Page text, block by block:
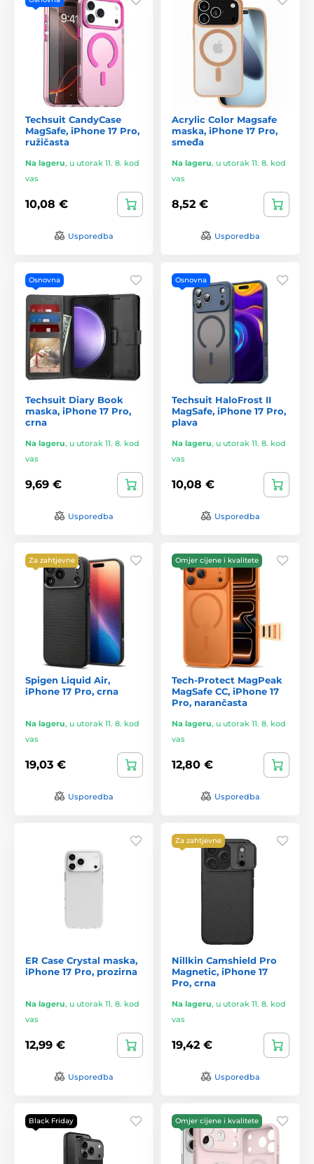
Techsuit CandyCase
MagSafe, iPhone 17 Pro,
ružičasta
Na lageru, u utorak 11. 8. kod
vas
10,08 €
Usporedba
Acrylic Color Magsafe
maska, iPhone 17 Pro,
smeđa
Na lageru, u utorak 11. 8. kod
vas
8,52 €
Usporedba
Osnovna
Techsuit Diary Book
maska, iPhone 17 Pro,
crna
Na lageru, u utorak 11. 8. kod
vas
9,69 €
Usporedba
Osnovna
Techsuit HaloFrost II
MagSafe, iPhone 17 Pro,
plava
Na lageru, u utorak 11. 8. kod
vas
10,08 €
Usporedba
Za zahtjevne
Spigen Liquid Air,
iPhone 17 Pro, crna
Na lageru, u utorak 11. 8. kod
vas
19,03 €
Usporedba
Omjer cijene i kvalitete
Tech-Protect MagPeak
MagSafe CC, iPhone 17
Pro, narančasta
Na lageru, u utorak 11. 8. kod
vas
12,80 €
Usporedba
ER Case Crystal maska,
iPhone 17 Pro, prozirna
Na lageru, u utorak 11. 8. kod
vas
12,99 €
Usporedba
Za zahtjevne
Nillkin Camshield Pro
Magnetic, iPhone 17
Pro, crna
Na lageru, u utorak 11. 8. kod
vas
19,42 €
Usporedba
Black Friday Omjer cijene i kvalitete